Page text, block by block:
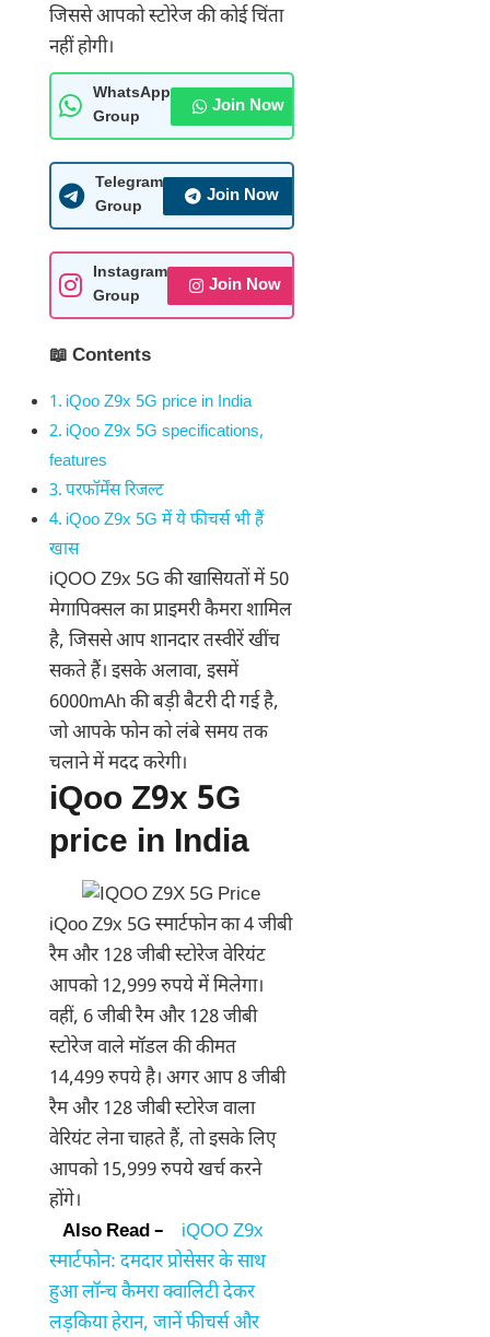
जिससे आपको स्टोरेज की कोई चिंता
नहीं होगी।
WhatsApp
Group
Join Now
Telegram
Group
Join Now
Instagram
Group
Join Now
📖 Contents
iQoo Z9x 5G price in India
iQoo Z9x 5G specifications,
features
परफॉर्मेंस रिजल्ट
iQoo Z9x 5G में ये फीचर्स भी हैं
खास
iQOO Z9x 5G की खासियतों में 50
मेगापिक्सल का प्राइमरी कैमरा शामिल
है, जिससे आप शानदार तस्वीरें खींच
सकते हैं। इसके अलावा, इसमें
6000mAh की बड़ी बैटरी दी गई है,
जो आपके फोन को लंबे समय तक
चलाने में मदद करेगी।
iQoo Z9x 5G
price in India
iQoo Z9x 5G स्मार्टफोन का 4 जीबी
रैम और 128 जीबी स्टोरेज वेरियंट
आपको 12,999 रुपये में मिलेगा।
वहीं, 6 जीबी रैम और 128 जीबी
स्टोरेज वाले मॉडल की कीमत
14,499 रुपये है। अगर आप 8 जीबी
रैम और 128 जीबी स्टोरेज वाला
वेरियंट लेना चाहते हैं, तो इसके लिए
आपको 15,999 रुपये खर्च करने
होंगे।
Also Read –
iQOO Z9x
स्मार्टफोन: दमदार प्रोसेसर के साथ
हुआ लॉन्च कैमरा क्वालिटी देकर
लड़किया हेरान, जानें फीचर्स और